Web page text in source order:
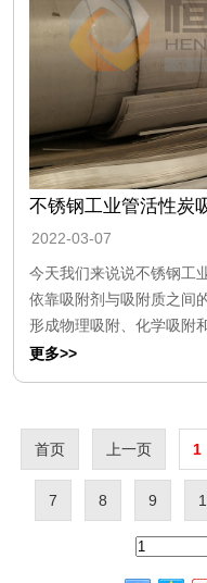
不锈钢工业管活性炭
2022-03-07
今天我们来说说不锈钢工
依靠吸附剂与吸附质之间
形成物理吸附、化学吸附
更多>>
首页 上一页 1
7 8 9